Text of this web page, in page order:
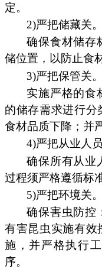
定。
2)严把储藏关。
确保食材储存
储位置，以防止食
3)严把保管关。
实施严格的食
的储存需求进行分
食材品质下降；并
4)严把从业人员
确保所有从业
过程须严格遵循标
5)严把环境关。
确保害虫防控
有害昆虫实施有效
施，并严格执行
序。